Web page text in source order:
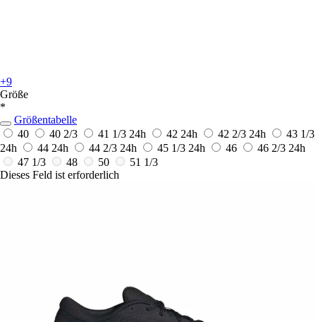
+9
Größe
*
Größentabelle
40
40 2/3 41 1/3 24h 42 24h 42 2/3 24h
43 1/3
24h
44 24h 44 2/3 24h 45 1/3 24h 46 46 2/3 24h
47 1/3
48 50
51 1/3
Dieses Feld ist erforderlich